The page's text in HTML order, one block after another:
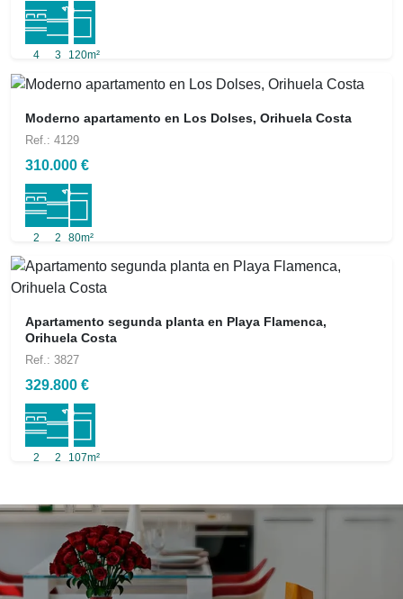
4 3 120m²
Moderno apartamento en Los Dolses, Orihuela Costa
Ref.: 4129
310.000 €
2 2 80m²
Apartamento segunda planta en Playa Flamenca,
Orihuela Costa
Ref.: 3827
329.800 €
2 2 107m²